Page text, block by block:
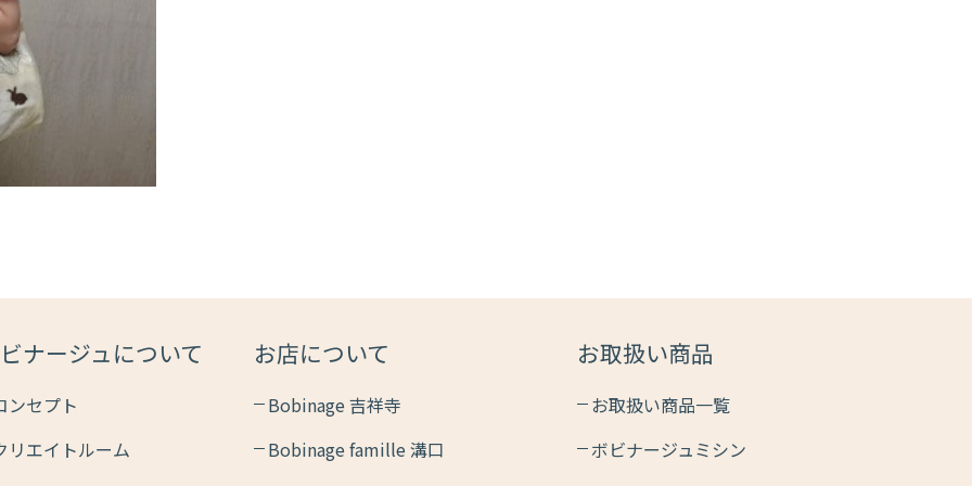
ナージュについて
ンセプト
リエイトルーム
お店について
Bobinage 吉祥寺
Bobinage famille 溝口
お取扱い商品
お取扱い商品一覧
ボビナージュミシン